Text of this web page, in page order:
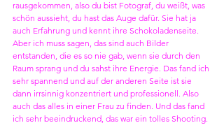
rausgekommen, also du bist Fotograf, du weißt, was
schön aussieht, du hast das Auge dafür. Sie hat ja
auch Erfahrung und kennt ihre Schokoladenseite.
Aber ich muss sagen, das sind auch Bilder
entstanden, die es so nie gab, wenn sie durch den
Raum sprang und du sahst ihre Energie. Das fand ich
sehr spannend und auf der anderen Seite ist sie
dann irrsinnig konzentriert und professionell. Also
auch das alles in einer Frau zu finden. Und das fand
ich sehr beeindruckend, das war ein tolles Shooting.